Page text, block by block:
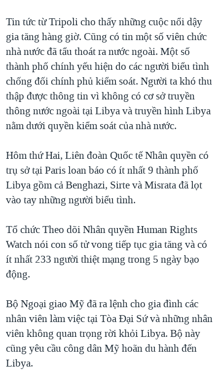
Tin tức từ Tripoli cho thấy những cuộc nổi dậy
gia tăng hàng giờ. Cũng có tin một số viên chức
nhà nước đã tẩu thoát ra nước ngoài. Một số
thành phố chính yếu hiện do các người biểu tình
chống đối chính phủ kiểm soát. Người ta khó thu
thập được thông tin vì không có cơ sở truyền
thông nước ngoài tại Libya và truyền hình Libya
nằm dưới quyền kiểm soát của nhà nước.
Hôm thứ Hai, Liên đoàn Quốc tế Nhân quyền có
trụ sở tại Paris loan báo có ít nhất 9 thành phố
Libya gồm cả Benghazi, Sirte và Misrata đã lọt
vào tay những người biểu tình.
Tổ chức Theo dõi Nhân quyền Human Rights
Watch nói con số tử vong tiếp tục gia tăng và có
ít nhất 233 người thiệt mạng trong 5 ngày bạo
động.
Bộ Ngoại giao Mỹ đã ra lệnh cho gia đình các
nhân viên làm việc tại Tòa Đại Sứ và những nhân
viên không quan trọng rời khỏi Libya. Bộ này
cũng yêu cầu công dân Mỹ hoãn du hành đến
Libya.